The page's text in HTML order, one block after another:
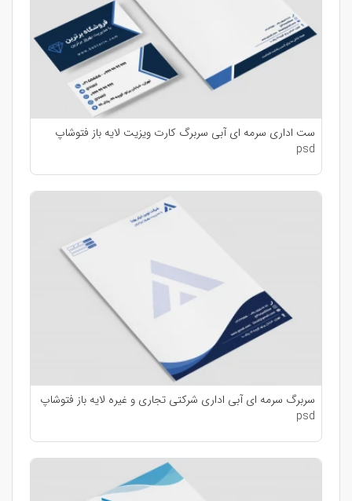
ست اداری سرمه ای آبی سربرگ کارت ویزیت لایه باز فتوشاپ
psd
سربرگ سرمه ای آبی اداری شرکتی تجاری و غیره لایه باز فتوشاپ
psd